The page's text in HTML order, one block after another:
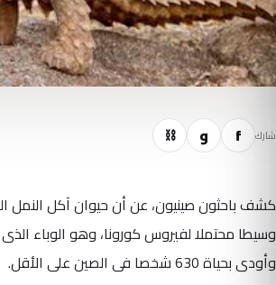
شارك f و ⛓
كشف باحثون صينيون، عن أن حيوان آكل النمل
وسيطا محتملا لفيروس كورونا، وهو الوباء
وأودى بحياة 630 شخصا فى الصين على الأقل.